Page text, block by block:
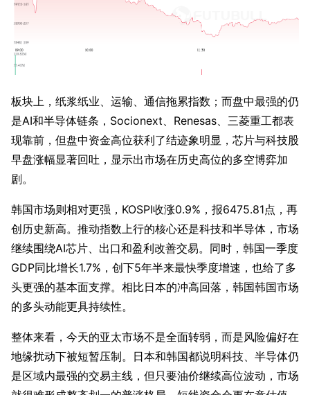
板块上，纸浆纸业、运输、通信拖累指数；而盘中最强的仍
是AI和半导体链条，Socionext、Renesas、三菱重工都表
现靠前，但盘中资金高位获利了结迹象明显，芯片与科技股
早盘涨幅显著回吐，显示出市场在历史高位的多空博弈加
剧。
韩国市场则相对更强，KOSPI收涨0.9%，报6475.81点，再
创历史新高。推动指数上行的核心还是科技和半导体，市场
继续围绕AI芯片、出口和盈利改善交易。同时，韩国一季度
GDP同比增长1.7%，创下5年半来最快季度增速，也给了多
头更强的基本面支撑。相比日本的冲高回落，韩国韩国市场
的多头动能更具持续性。
整体来看，今天的亚太市场不是全面转弱，而是风险偏好在
地缘扰动下被短暂压制。日本和韩国都说明科技、半导体仍
是区域内最强的交易主线，但只要油价继续高位波动，市场